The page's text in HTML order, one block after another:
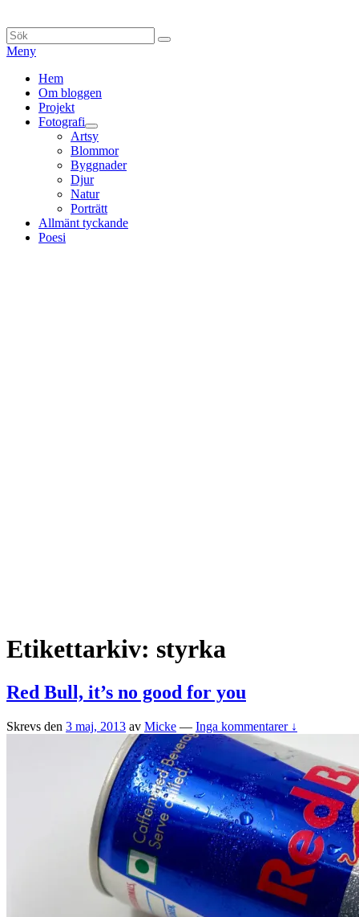
till
innehåll
Sök
efter:
Sök
Meny
Primär
meny
Hem
Om bloggen
Projekt
Fotografi
expandera
undermeny
Artsy
Blommor
Byggnader
Djur
Natur
Porträtt
Allmänt tyckande
Poesi
Etikettarkiv: styrka
Red Bull, it’s no good for you
Skrevs den 3 maj, 2013 av Micke — Inga kommentarer ↓